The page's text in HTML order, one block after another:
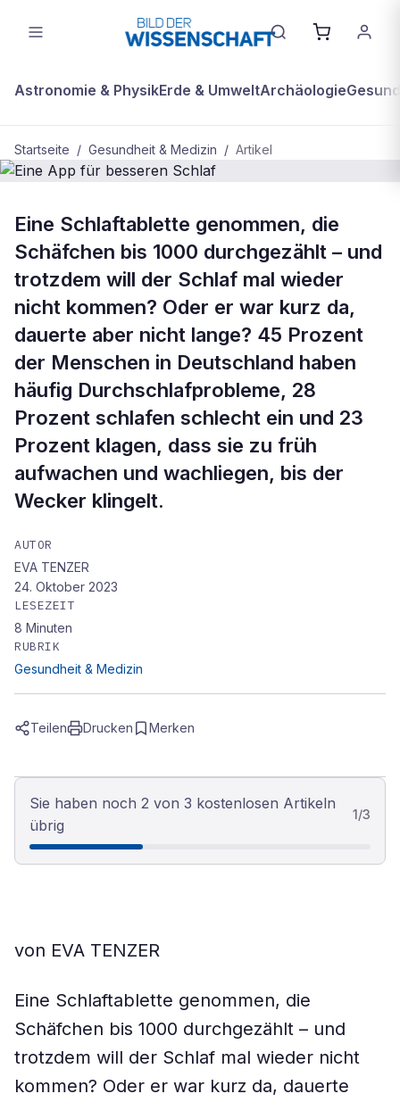
Astronomie & PhysikErde & UmweltArchäologie
Startseite / Gesundheit & Medizin / Artikel
GESUNDHEIT & MEDIZIN
Eine App für besseren Schlaf
Eine Schlaftablette genommen, die
Schäfchen bis 1000 durchgezählt – und
trotzdem will der Schlaf mal wieder
nicht kommen? Oder er war kurz da,
dauerte aber nicht lange? 45 Prozent
der Menschen in Deutschland haben
häufig Durchschlafprobleme, 28
Prozent schlafen schlecht ein und 23
Prozent klagen, dass sie zu früh
aufwachen und wachliegen, bis der
Wecker klingelt.
AUTOR
EVA TENZER
24. Oktober 2023
LESEZEIT
8 Minuten
RUBRIK
Gesundheit & Medizin
Teilen Drucken Merken
Sie haben noch 2 von 3 kostenlosen Artikeln
übrig
1/3
von EVA TENZER
Eine Schlaftablette genommen, die
Schäfchen bis 1000 durchgezählt – und
trotzdem will der Schlaf mal wieder nicht
kommen? Oder er war kurz da, dauerte